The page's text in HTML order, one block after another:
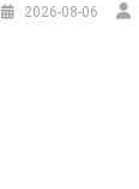
2026-08-06